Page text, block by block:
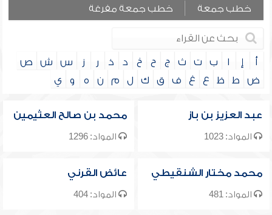
خطب جمعة خطب جمعة مفرغة
أ إ ا ب ت ث ج ح خ د ذ ر ز س ش
ص
ض
ط ظ ع غ ف ق ك ل م ن ه و ي
عبد العزيز بن باز
المواد: 1023
محمد بن صالح العثيمين
المواد: 1296
محمد مختار الشنقيطي
المواد: 481
عائض القرني
المواد: 404